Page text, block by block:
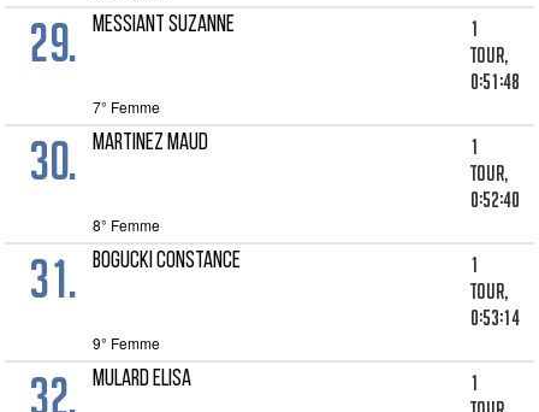
29. MESSIANT SUZANNE
1
tour,
0:51:48
7° Femme
30. MARTINEZ MAUD
1
tour,
0:52:40
8° Femme
31. BOGUCKI CONSTANCE
1
tour,
0:53:14
9° Femme
32. MULARD ELISA
1